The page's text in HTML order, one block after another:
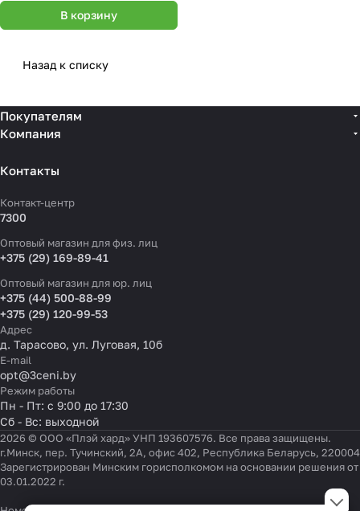
В корзину
Назад к списку
Покупателям
Компания
Контакты
Контакт-центр
7300
Оптовый магазин для физ. лиц
+375 (29) 169-89-41
Оптовый магазин для юр. лиц
+375 (44) 500-88-99
+375 (29) 120-99-53
Адрес
д. Тарасово, ул. Луговая, 10б
E-mail
opt@3ceni.by
Режим работы
Пн - Пт: с 9:00 до 17:30
Сб - Вс: выходной
2026 © ООО «Плэй хард» УНП 193607576. Все права защищены.
г.Минск, пер. Тучинский, 2А, офис 402, Республика Беларусь, 220004
Зарегистрирован Минским горисполкомом на основании решения от
03.01.2022 г.Настройки файлов cookie